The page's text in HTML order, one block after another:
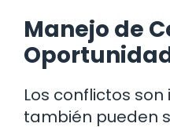
Manejo de
Los conflictos
también pueden